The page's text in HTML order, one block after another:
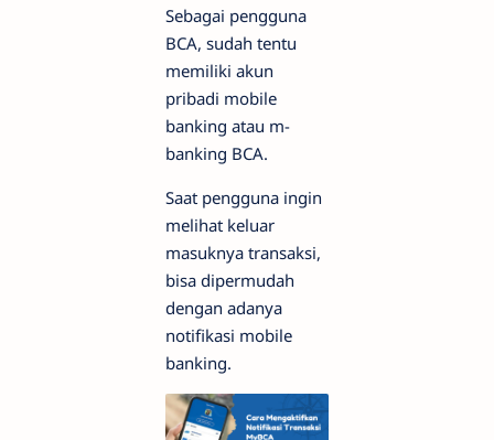
Sebagai pengguna
BCA, sudah tentu
memiliki akun
pribadi mobile
banking atau m-
banking BCA.
Saat pengguna ingin
melihat keluar
masuknya transaksi,
bisa dipermudah
dengan adanya
notifikasi mobile
banking.